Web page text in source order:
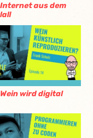
aus dem
wird digital